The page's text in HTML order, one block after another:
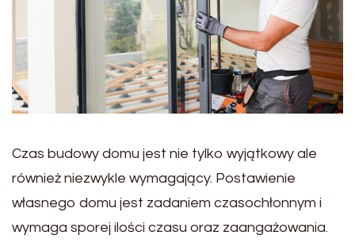
Czas budowy domu jest nie tylko wyjątkowy ale
również niezwykle wymagający. Postawienie
własnego domu jest zadaniem czasochłonnym i
wymaga sporej ilości czasu oraz zaangażowania.